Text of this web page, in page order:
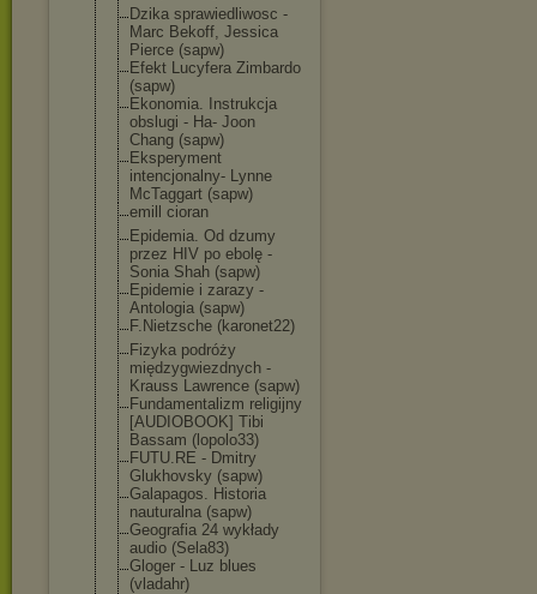
Dzika sprawiedliwosc -
Marc Bekoff, Jessica
Pierce (sapw)
Efekt Lucyfera Zimbardo
(sapw)
Ekonomia. Instrukcja
obslugi - Ha- Joon
Chang (sapw)
Eksperyment
intencjonalny- Lynne
McTaggart (sapw)
emill cioran
Epidemia. Od dzumy
przez HIV po ebolę -
Sonia Shah (sapw)
Epidemie i zarazy -
Antologia (sapw)
F.Nietzsche (karonet22)
Fizyka podróży
międzygwiezdnych -
Krauss Lawrence (sapw)
Fundamentalizm religijny
[AUDIOBOOK] Tibi
Bassam (lopolo33)
FUTU.RE - Dmitry
Glukhovsky (sapw)
Galapagos. Historia
nauturalna (sapw)
Geografia 24 wykłady
audio (Sela83)
Gloger - Luz blues
(vladahr)